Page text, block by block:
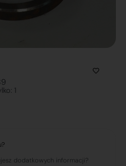
1
dodatkowych informacji?